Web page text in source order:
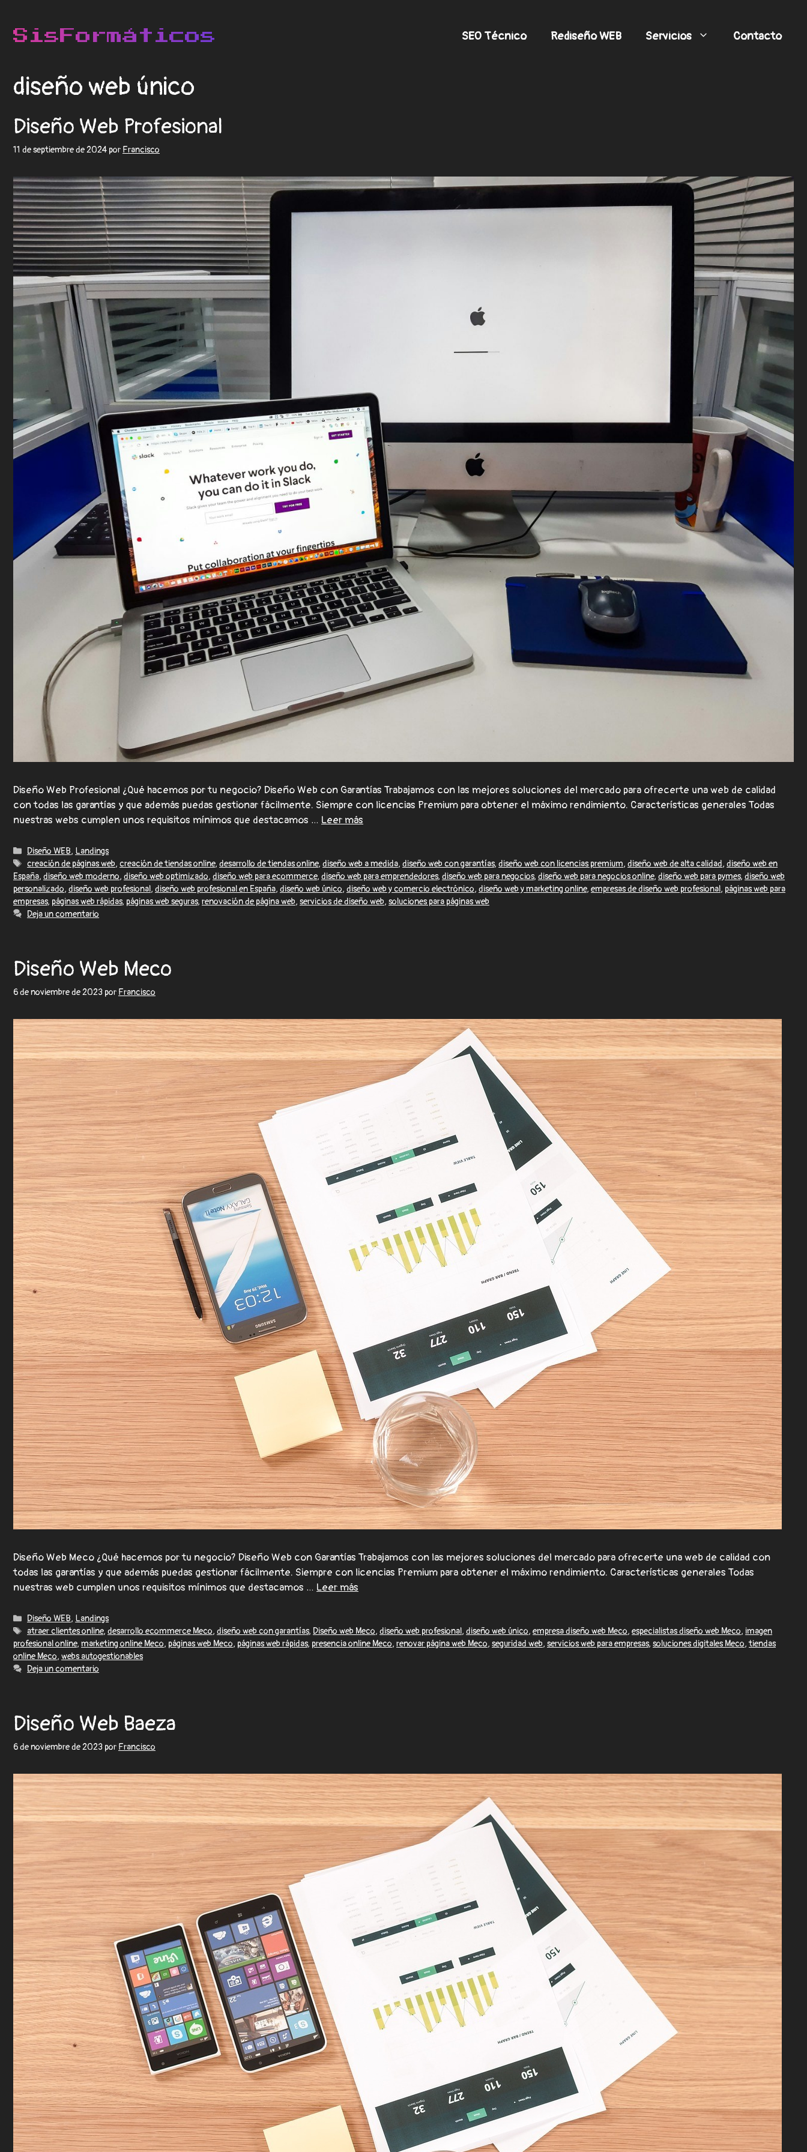
SEO Técnico Rediseño WEB Servicios Contacto
diseño web único
Diseño Web Profesional
11 de septiembre de 2024 por Francisco
Diseño Web Profesional ¿Qué hacemos por tu negocio? Diseño Web con Garantías Trabajamos con las mejores soluciones del mercado para ofrecerte una web de calidad
con todas las garantías y que además puedas gestionar fácilmente. Siempre con licencias Premium para obtener el máximo rendimiento. Características generales Todas
nuestras webs cumplen unos requisitos mínimos que destacamos … Leer más
Diseño WEB, Landings
creación de páginas web,creación de tiendas online,desarrollo de tiendas online,diseño web a medida,diseño web con garantías,diseño web con licencias premium,diseño web de alta calidad,diseño web en
España, diseño web moderno, diseño web optimizado, diseño web para ecommerce, diseño web para emprendedores, diseño web para negocios, diseño web para negocios online, diseño web para pymes, diseño web
personalizado, diseño web profesional, diseño web profesional en España, diseño web único, diseño web y comercio electrónico, diseño web y marketing online, empresas de diseño web profesional, páginas web para
empresas, páginas web rápidas, páginas web seguras, renovación de página web, servicios de diseño web, soluciones para páginas web
Deja un comentario
Diseño Web Meco
6 de noviembre de 2023 por Francisco
Diseño Web Meco ¿Qué hacemos por tu negocio? Diseño Web con Garantías Trabajamos con las mejores soluciones del mercado para ofrecerte una web de calidad con
todas las garantías y que además puedas gestionar fácilmente. Siempre con licencias Premium para obtener el máximo rendimiento. Características generales Todas
nuestras web cumplen unos requisitos mínimos que destacamos … Leer más
Diseño WEB, Landings
atraer clientes online,desarrollo ecommerce Meco,diseño web con garantías, Diseño web Meco,diseño web profesional,diseño web único,empresa diseño web Meco,especialistas diseño web Meco, imagen
profesional online, marketing online Meco, páginas web Meco, páginas web rápidas, presencia online Meco, renovar página web Meco, seguridad web, servicios web para empresas, soluciones digitales Meco,tiendas
online Meco, webs autogestionables
Deja un comentario
Diseño Web Baeza
6 de noviembre de 2023 por Francisco